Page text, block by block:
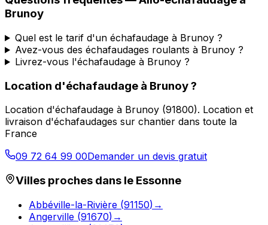
Brunoy
Quel est le tarif d'un échafaudage à Brunoy ?
Avez-vous des échafaudages roulants à Brunoy ?
Livrez-vous l'échafaudage à Brunoy ?
Location d'échafaudage à Brunoy?
Location d'échafaudage à Brunoy (91800). Location et
livraison d'échafaudages sur chantier dans toute la
France
09 72 64 99 00Demander un devis gratuit
Villes proches dans le Essonne
Abbéville-la-Rivière (91150) →
Angerville (91670) →